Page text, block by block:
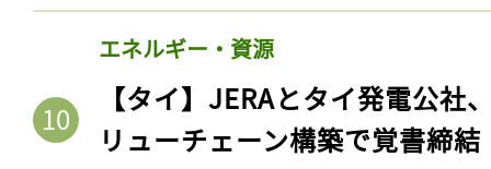
エネルギー・資源
【タイ】JERAとタイ発電公社
リューチェーン構築で覚書締結
ログイン
会員登録